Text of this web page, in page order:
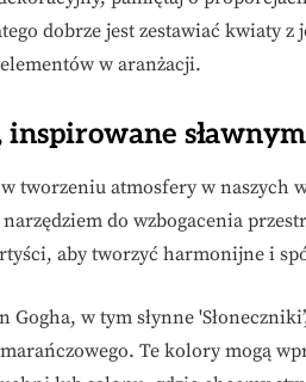
dobrze jest zestawiać kwiaty
w aranżacji.
tworzeniu atmosfery w naszych
do wzbogacenia
aby tworzyć harmonijne i
Gogha, w tym słynne
Te kolory mogą